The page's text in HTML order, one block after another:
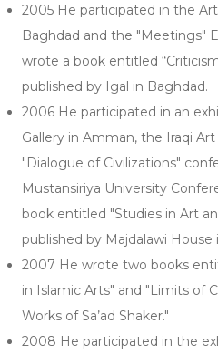
2005 He participated in the
Baghdad and the "Meetings"
wrote a book entitled
published by Igal in Baghdad.
2006 He participated in an
Gallery in Amman, the Iraqi
"Dialogue of Civilizations"
Mustansiriya University
book entitled "Studies in Art
published by Majdalawi House
2007 He wrote two books
in Islamic Arts" and "Limits of
Works of Sa’ad Shaker."
2008 He participated in the